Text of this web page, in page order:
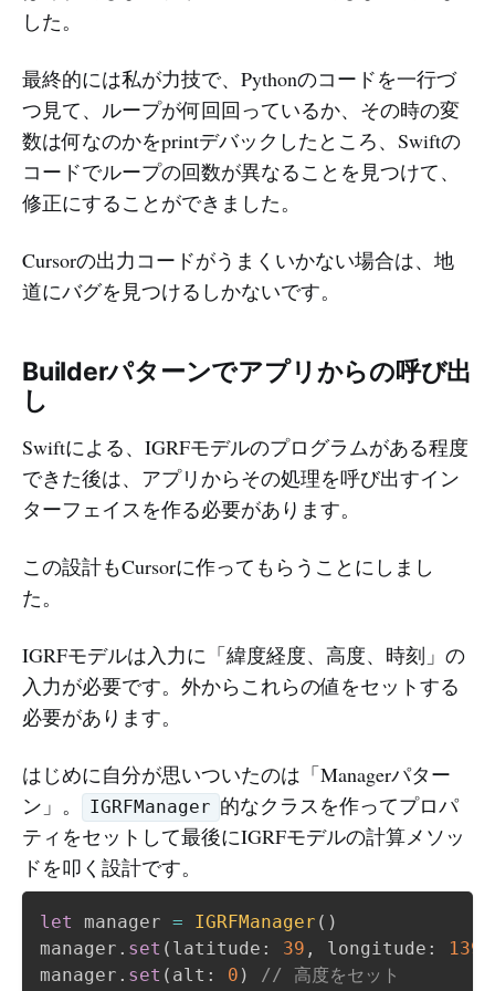
した。
最終的には私が力技で、Pythonのコードを一行づ
つ見て、ループが何回回っているか、その時の変
数は何なのかをprintデバックしたところ、Swiftの
コードでループの回数が異なることを見つけて、
修正にすることができました。
Cursorの出力コードがうまくいかない場合は、地
道にバグを見つけるしかないです。
Builderパターンでアプリからの呼び出
し
Swiftによる、IGRFモデルのプログラムがある程度
できた後は、アプリからその処理を呼び出すイン
ターフェイスを作る必要があります。
この設計もCursorに作ってもらうことにしまし
た。
IGRFモデルは入力に「緯度経度、高度、時刻」の
入力が必要です。外からこれらの値をセットする
必要があります。
はじめに自分が思いついたのは「Managerパター
ン」。
IGRFManager 的なクラスを作ってプロパ
ティをセットして最後にIGRFモデルの計算メソッ
ドを叩く設計です。
let manager = IGRFManager ( )
manager . set ( latitude : 39 , longitude :
manager . set ( alt : 0 )
// 高度をセット